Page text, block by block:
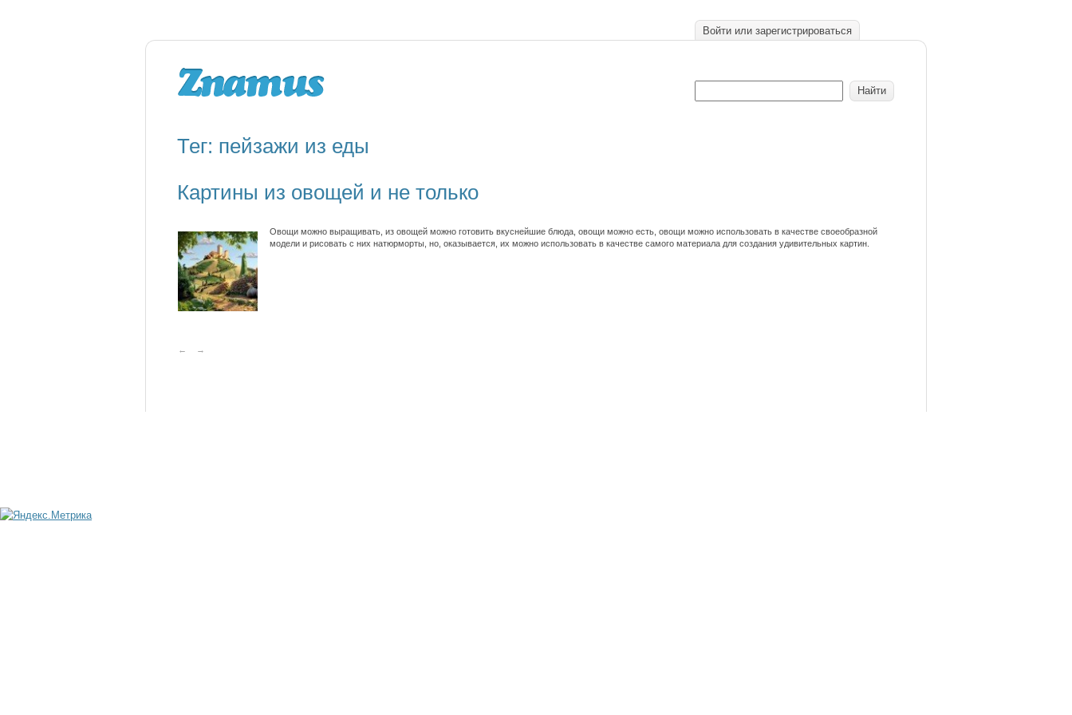
Войти или зарегистрироваться
Тег: пейзажи из еды
Картины из овощей и не только
Овощи можно выращивать, из овощей можно готовить вкуснейшие блюда, овощи можно есть, овощи можно использовать в качестве своеобразной
модели и рисовать с них натюрморты, но, оказывается, их можно использовать в качестве самого материала для создания удивительных картин.
← →